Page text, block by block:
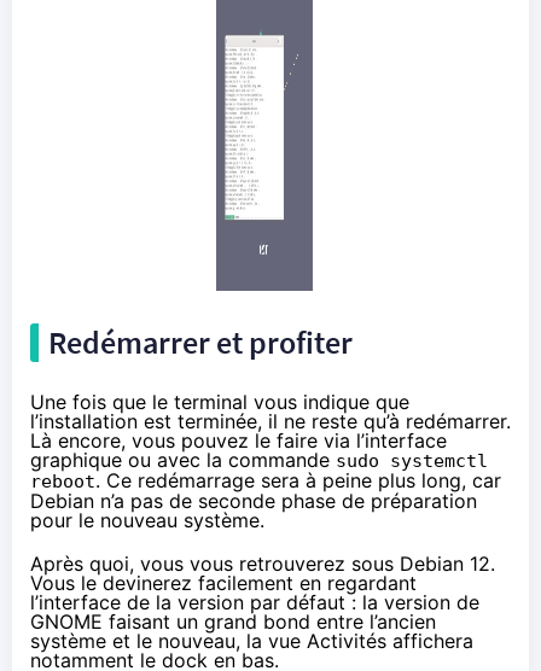
Redémarrer et profiter
Une fois que le terminal vous indique que
l’installation est terminée, il ne reste qu’à redémarrer.
Là encore, vous pouvez le faire via l’interface
graphique ou avec la commande sudo systemctl
reboot. Ce redémarrage sera à peine plus long, car
Debian n’a pas de seconde phase de préparation
pour le nouveau système.
Après quoi, vous vous retrouverez sous Debian 12.
Vous le devinerez facilement en regardant
l’interface de la version par défaut : la version de
GNOME faisant un grand bond entre l’ancien
système et le nouveau, la vue Activités affichera
notamment le dock en bas.